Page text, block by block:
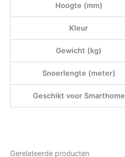
Hoogte (mm)
Kleur
Gewicht (kg)
Snoerlengte (meter)
Geschikt voor Smarthome
Gerelateerde producten